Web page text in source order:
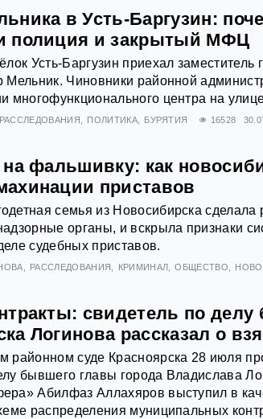
в Усть-Баргузин:
полиция и закрытый МФЦ
Усть-Баргузин приехал заместитель
Мельник. Чиновники районной
многофункционального центра на
РАССЛЕДОВАНИЯ ПОЛИТИКА БУРЯТИЯ 16528
на фальшивку: как
приставов
семья из Новосибирска сделала
органы, и вскрыла признаки
судебных приставов.
РАССЛЕДОВАНИЯ КРИМИНАЛ ОБЩЕСТВО
свидетель по
Логинова рассказал о
районном суде Красноярска 28 июля
бывшего главы города Владислава
Абилфаз Аллахяров выступил в
распределения муниципальных